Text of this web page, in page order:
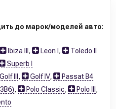
до марок/моделей авто:
Ibiza III , Leon I ,
Toledo II
Superb I
Golf III , Golf IV,
Passat B4
, Polo Classic, Polo III ,